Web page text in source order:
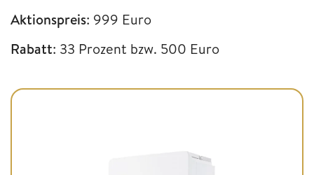
Aktionspreis: 999 Euro
Rabatt: 33 Prozent bzw. 500 Euro